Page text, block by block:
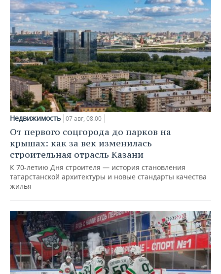
Недвижимость 07 авг, 08:00
От первого соцгорода до парков на
крышах: как за век изменилась
строительная отрасль Казани
К 70-летию Дня строителя — история становления
татарстанской архитектуры и новые стандарты качества
жилья